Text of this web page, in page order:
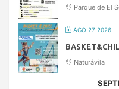
Parque de El
AGO 27 2026
Naturávila